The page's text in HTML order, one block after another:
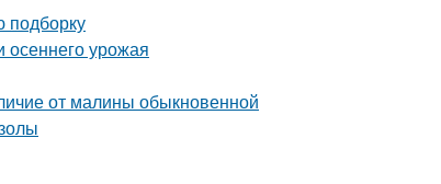
подборку
осеннего урожая
от малины обыкновенной